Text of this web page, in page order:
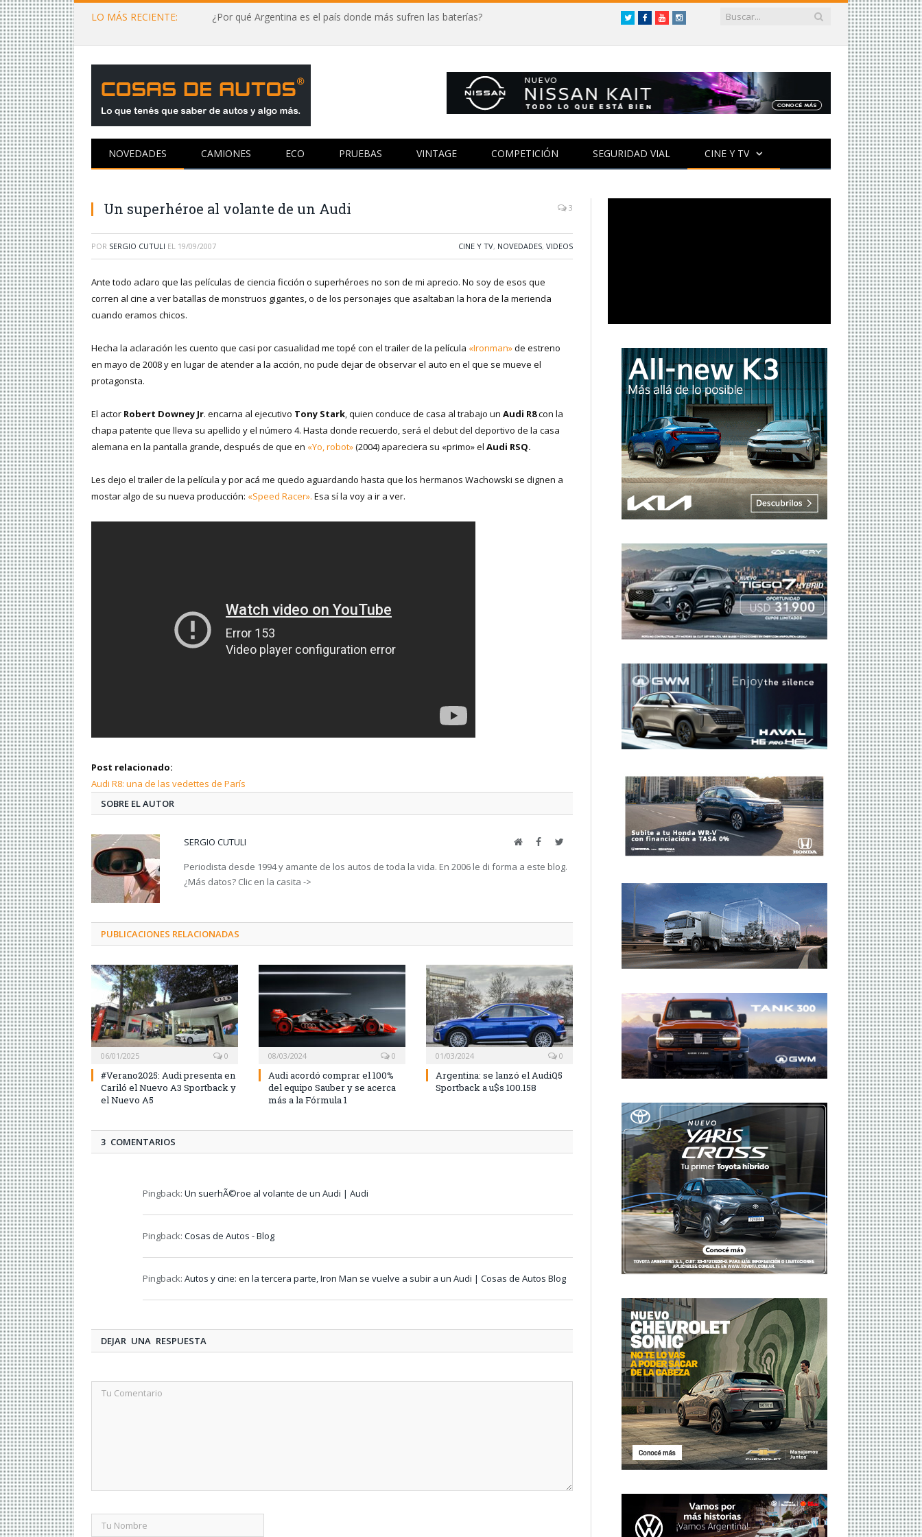
LO MÁS RECIENTE: ¿Por qué Argentina es el país donde más sufren las baterías? TwitterFacebookYouTubeInstagram
NOVEDADES CAMIONES ECO PRUEBAS VINTAGE COMPETICIÓN SEGURIDAD VIAL CINE Y TV
Un superhéroe al volante de un Audi 3
POR SERGIO CUTULI EL 19/09/2007 CINE Y TV, NOVEDADES, VIDEOS
Ante todo aclaro que las películas de ciencia ficción o superhéroes no son de mi aprecio. No soy de esos que
corren al cine a ver batallas de monstruos gigantes, o de los personajes que asaltaban la hora de la merienda
cuando eramos chicos.
Hecha la aclaración les cuento que casi por casualidad me topé con el trailer de la película «Ironman»de estreno
en mayo de 2008 y en lugar de atender a la acción, no pude dejar de observar el auto en el que se mueve el
protagonsta.
El actor Robert Downey Jr. encarna al ejecutivo Tony Stark, quien conduce de casa al trabajo un Audi R8con la
chapa patente que lleva su apellido y el número 4. Hasta donde recuerdo, será el debut del deportivo de la casa
alemana en la pantalla grande, después de que en «Yo, robot»(2004) apareciera su «primo» el Audi RSQ.
Les dejo el trailer de la película y por acá me quedo aguardando hasta que los hermanos Wachowski se dignen a
mostar algo de su nueva producción: «Speed Racer». Esa sí la voy a ir a ver.
Post relacionado:
Audi R8: una de las vedettes de París
SOBRE EL AUTOR
SERGIO CUTULI WebFacebookTwitter
Periodista desde 1994 y amante de los autos de toda la vida. En 2006 le di forma a este blog.
¿Más datos? Clic en la casita ->
PUBLICACIONES RELACIONADAS
06/01/2025 0
#Verano2025: Audi presenta en
Cariló el Nuevo A3 Sportback y
el Nuevo A5
08/03/2024 0
Audi acordó comprar el 100%
del equipo Sauber y se acerca
más a la Fórmula 1
01/03/2024 0
Argentina: se lanzó el AudiQ5
Sportback a u$s 100.158
3 COMENTARIOS
Pingback: Un suerhÃ©roe al volante de un Audi | Audi
Pingback: Cosas de Autos - Blog
Pingback: Autos y cine: en la tercera parte, Iron Man se vuelve a subir a un Audi | Cosas de Autos Blog
DEJAR UNA RESPUESTA